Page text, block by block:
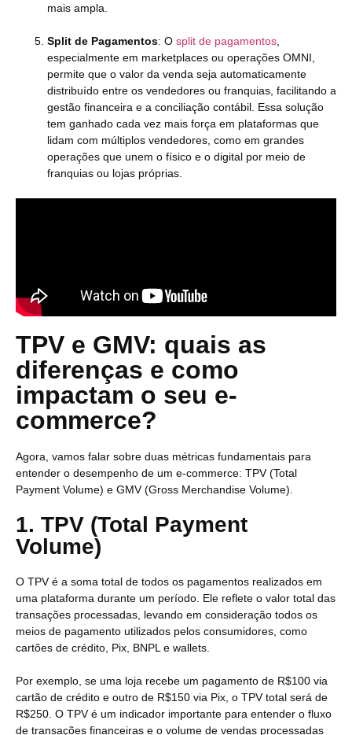
mais ampla.
Split de Pagamentos: O split de pagamentos,
especialmente em marketplaces ou operações OMNI,
permite que o valor da venda seja automaticamente
distribuído entre os vendedores ou franquias, facilitando a
gestão financeira e a conciliação contábil. Essa solução
tem ganhado cada vez mais força em plataformas que
lidam com múltiplos vendedores, como em grandes
operações que unem o físico e o digital por meio de
franquias ou lojas próprias.
TPV e GMV: quais as
diferenças e como
impactam o seu e-
commerce?
Agora, vamos falar sobre duas métricas fundamentais para
entender o desempenho de um e-commerce: TPV (Total
Payment Volume) e GMV (Gross Merchandise Volume).
1. TPV (Total Payment
Volume)
O TPV é a soma total de todos os pagamentos realizados em
uma plataforma durante um período. Ele reflete o valor total das
transações processadas, levando em consideração todos os
meios de pagamento utilizados pelos consumidores, como
cartões de crédito, Pix, BNPL e wallets.
Por exemplo, se uma loja recebe um pagamento de R$100 via
cartão de crédito e outro de R$150 via Pix, o TPV total será de
R$250. O TPV é um indicador importante para entender o fluxo
de transações financeiras e o volume de vendas processadas